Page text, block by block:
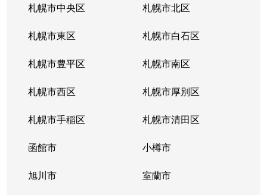
札幌市中央区 札幌市北区
札幌市東区 札幌市白石区
札幌市豊平区 札幌市南区
札幌市西区 札幌市厚別区
札幌市手稲区 札幌市清田区
函館市 小樽市
旭川市 室蘭市